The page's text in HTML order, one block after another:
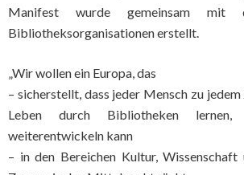
Manifest wurde gemeinsam mit
Bibliotheksorganisationen erstellt.
„Wir wollen ein Europa, das
– sicherstellt, dass jeder Mensch zu
Leben durch Bibliotheken
weiterentwickeln kann
– in den Bereichen Kultur, Wissenschaft